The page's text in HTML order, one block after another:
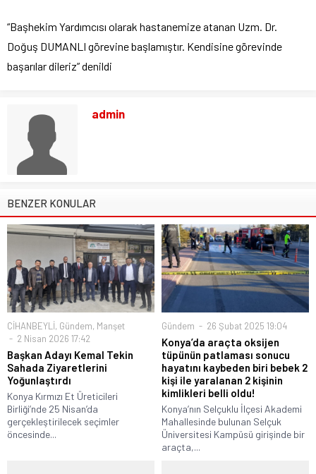
“Başhekim Yardımcısı olarak hastanemize atanan Uzm. Dr.
Doğuş DUMANLI görevine başlamıştır. Kendisine görevinde
başarılar dileriz” denildi
admin
BENZER KONULAR
CİHANBEYLİ, Gündem, Manşet
2 Nisan 2026 17:42
Başkan Adayı Kemal Tekin
Sahada Ziyaretlerini
Yoğunlaştırdı
Konya Kırmızı Et Üreticileri
Birliği’nde 25 Nisan’da
gerçekleştirilecek seçimler
öncesinde...
Gündem 26 Şubat 2025 19:04
Konya’da araçta oksijen
tüpünün patlaması sonucu
hayatını kaybeden biri bebek 2
kişi ile yaralanan 2 kişinin
kimlikleri belli oldu!
Konya’nın Selçuklu İlçesi Akademi
Mahallesinde bulunan Selçuk
Üniversitesi Kampüsü girişinde bir
araçta,...